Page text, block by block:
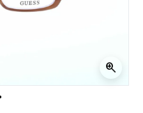
zoom_in